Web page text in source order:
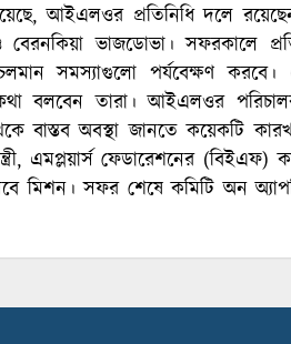
আইএলওর প্রতিনিধি দলে
বেরনকিয়া ভাজডোভা। সফরকালে
সমস্যাগুলো পর্যবেক্ষণ করবে।
বলবেন তারা। আইএলওর
বাস্তব অবস্থা জানতে কয়েকটি
এমপ্লয়ার্স ফেডারেশনের
মিশন। সফর শেষে কমিটি অন